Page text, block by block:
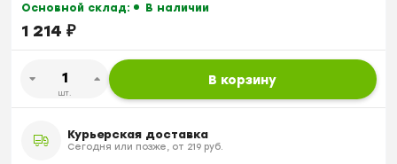
Основной склад: В наличии
1 214 ₽
шт.
В корзину
Курьерская доставка
Сегодня или позже, от 219 руб.